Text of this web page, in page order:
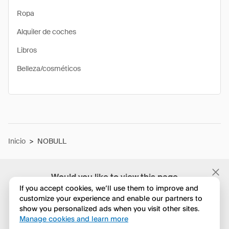
Would you like to view this page
in English?
No, seguir navegando
Ropa
Alquiler de coches
Libros
Belleza/cosméticos
Inicio > NOBULL
If you accept cookies, we’ll use them to improve and
customize your experience and enable our partners to
show you personalized ads when you visit other sites.
Manage cookies and learn more